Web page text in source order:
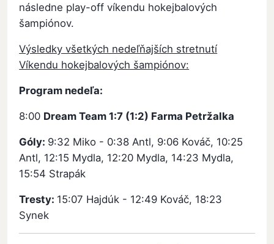
následne play-off víkendu hokejbalových
šampiónov.
Výsledky všetkých nedeľňajších stretnutí
Víkendu hokejbalových šampiónov:
Program nedeľa:
8:00 Dream Team 1:7 (1:2) Farma Petržalka
Góly: 9:32 Miko - 0:38 Antl, 9:06 Kováč, 10:25
Antl, 12:15 Mydla, 12:20 Mydla, 14:23 Mydla,
15:54 Strapák
Tresty: 15:07 Hajdúk - 12:49 Kováč, 18:23
Synek